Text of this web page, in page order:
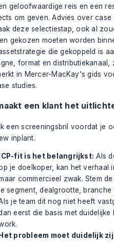
geloofwaardige reis en een
om geven. Advies over case
deze selectiestap, ook al
gekozen moeten worden
die gekoppeld is
format en
in Mercer-MacKay'sgids
studies.
een klant het
een screeningsbril voordat je
inplant.
ICP-fit is het belangrijkst: Als
je doelkoper, kan het verhaal
commercieel zwak. Stem
segment, dealgrootte,
je team dit nog niet heeft
eerst die basis met duidelijke
.
Het probleem moet duidelijk